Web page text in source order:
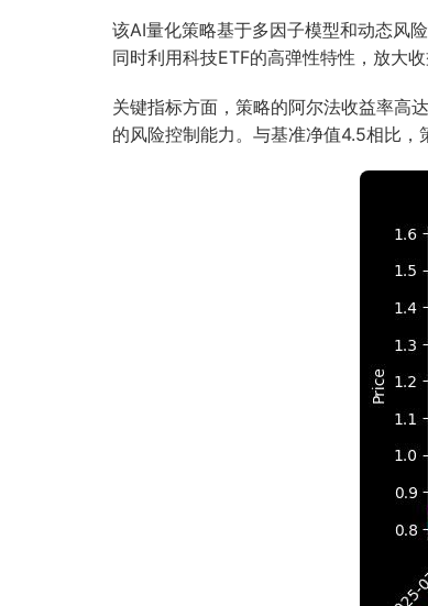
该AI量化策略基于多因子模型和动态风
同时利用科技ETF的高弹性特性，放大
关键指标方面，策略的阿尔法收益率高
的风险控制能力。与基准净值4.5相比，